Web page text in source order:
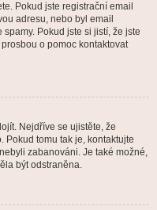
Pokud jste registrační email
adresu, nebo byl email
Pokud jste si jistí, že jste
o pomoc kontaktovat
Nejdříve se ujistěte, že
Pokud tomu tak je, kontaktujte
zabanováni. Je také možné,
být odstraněna.